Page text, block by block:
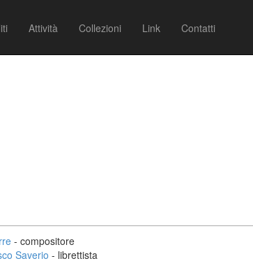
Attività Collezioni Link Contatti
- compositore
Saverio - librettista